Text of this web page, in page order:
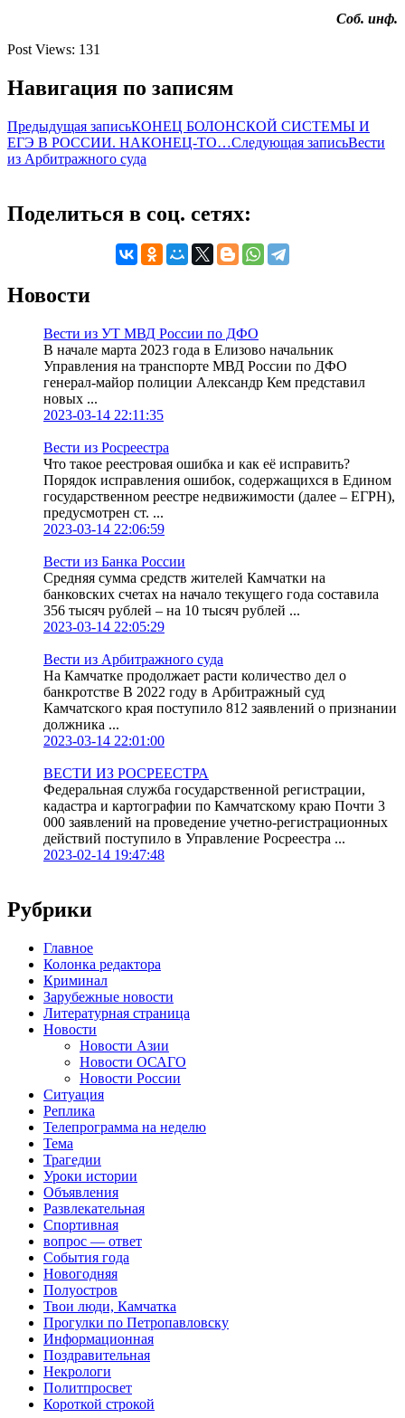
Соб. инф.
Post Views: 131
Навигация по записям
Предыдущая записьКОНЕЦ БОЛОНСКОЙ СИСТЕМЫ И
ЕГЭ В РОССИИ. НАКОНЕЦ-ТО…Следующая записьВести
из Арбитражного суда
Поделиться в соц. сетях:
Новости
Вести из УТ МВД России по ДФО
В начале марта 2023 года в Елизово начальник
Управления на транспорте МВД России по ДФО
генерал-майор полиции Александр Кем представил
новых ...
2023-03-14 22:11:35
Вести из Росреестра
Что такое реестровая ошибка и как её исправить?
Порядок исправления ошибок, содержащихся в Едином
государственном реестре недвижимости (далее – ЕГРН),
предусмотрен ст. ...
2023-03-14 22:06:59
Вести из Банка России
Средняя сумма средств жителей Камчатки на
банковских счетах на начало текущего года составила
356 тысяч рублей – на 10 тысяч рублей ...
2023-03-14 22:05:29
Вести из Арбитражного суда
На Камчатке продолжает расти количество дел о
банкротстве В 2022 году в Арбитражный суд
Камчатского края поступило 812 заявлений о признании
должника ...
2023-03-14 22:01:00
ВЕСТИ ИЗ РОСРЕЕСТРА
Федеральная служба государственной регистрации,
кадастра и картографии по Камчатскому краю Почти 3
000 заявлений на проведение учетно-регистрационных
действий поступило в Управление Росреестра ...
2023-02-14 19:47:48
Рубрики
Главное
Колонка редактора
Криминал
Зарубежные новости
Литературная страница
Новости
Новости Азии
Новости ОСАГО
Новости России
Ситуация
Реплика
Телепрограмма на неделю
Тема
Трагедии
Уроки истории
Объявления
Развлекательная
Спортивная
вопрос — ответ
События года
Новогодняя
Полуостров
Твои люди, Камчатка
Прогулки по Петропавловску
Информационная
Поздравительная
Некрологи
Политпросвет
Короткой строкой